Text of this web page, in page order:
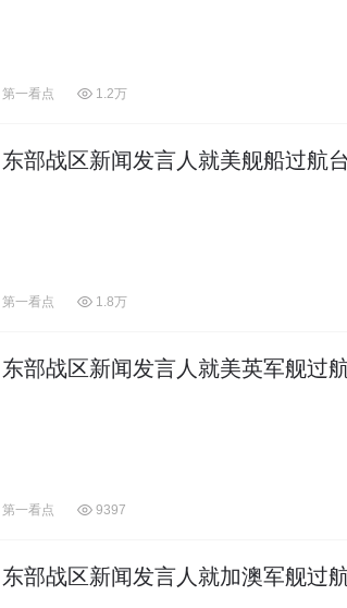
第一看点 1.2万
东部战区新闻发言人就美舰船过航
第一看点 1.8万
东部战区新闻发言人就美英军舰过
第一看点 9397
东部战区新闻发言人就加澳军舰过